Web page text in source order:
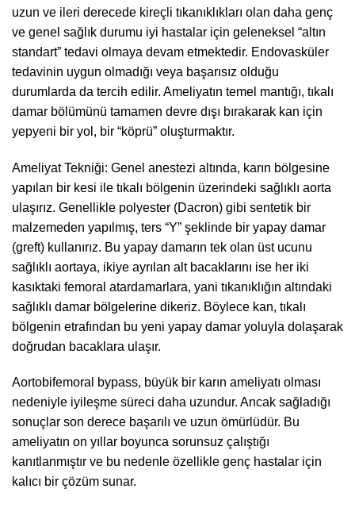
uzun ve ileri derecede kireçli tıkanıklıkları olan daha genç
ve genel sağlık durumu iyi hastalar için geleneksel “altın
standart” tedavi olmaya devam etmektedir. Endovasküler
tedavinin uygun olmadığı veya başarısız olduğu
durumlarda da tercih edilir. Ameliyatın temel mantığı, tıkalı
damar bölümünü tamamen devre dışı bırakarak kan için
yepyeni bir yol, bir “köprü” oluşturmaktır.
Ameliyat Tekniği: Genel anestezi altında, karın bölgesine
yapılan bir kesi ile tıkalı bölgenin üzerindeki sağlıklı aorta
ulaşırız. Genellikle polyester (Dacron) gibi sentetik bir
malzemeden yapılmış, ters “Y” şeklinde bir yapay damar
(greft) kullanırız. Bu yapay damarın tek olan üst ucunu
sağlıklı aortaya, ikiye ayrılan alt bacaklarını ise her iki
kasıktaki femoral atardamarlara, yani tıkanıklığın altındaki
sağlıklı damar bölgelerine dikeriz. Böylece kan, tıkalı
bölgenin etrafından bu yeni yapay damar yoluyla dolaşarak
doğrudan bacaklara ulaşır.
Aortobifemoral bypass, büyük bir karın ameliyatı olması
nedeniyle iyileşme süreci daha uzundur. Ancak sağladığı
sonuçlar son derece başarılı ve uzun ömürlüdür. Bu
ameliyatın on yıllar boyunca sorunsuz çalıştığı
kanıtlanmıştır ve bu nedenle özellikle genç hastalar için
kalıcı bir çözüm sunar.